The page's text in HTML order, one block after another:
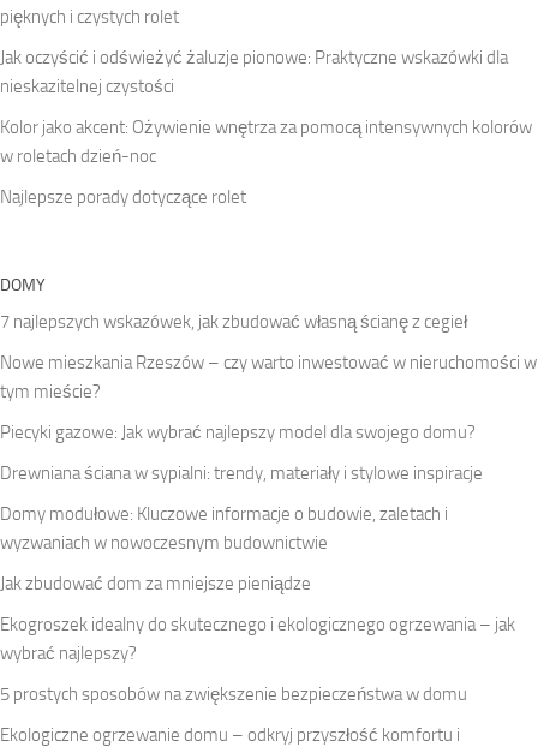
pięknych i czystych rolet
Jak oczyścić i odświeżyć żaluzje pionowe: Praktyczne wskazówki dla
nieskazitelnej czystości
Kolor jako akcent: Ożywienie wnętrza za pomocą intensywnych kolorów
w roletach dzień-noc
Najlepsze porady dotyczące rolet
DOMY
7 najlepszych wskazówek, jak zbudować własną ścianę z cegieł
Nowe mieszkania Rzeszów – czy warto inwestować w nieruchomości w
tym mieście?
Piecyki gazowe: Jak wybrać najlepszy model dla swojego domu?
Drewniana ściana w sypialni: trendy, materiały i stylowe inspiracje
Domy modułowe: Kluczowe informacje o budowie, zaletach i
wyzwaniach w nowoczesnym budownictwie
Jak zbudować dom za mniejsze pieniądze
Ekogroszek idealny do skutecznego i ekologicznego ogrzewania – jak
wybrać najlepszy?
5 prostych sposobów na zwiększenie bezpieczeństwa w domu
Ekologiczne ogrzewanie domu – odkryj przyszłość komfortu i